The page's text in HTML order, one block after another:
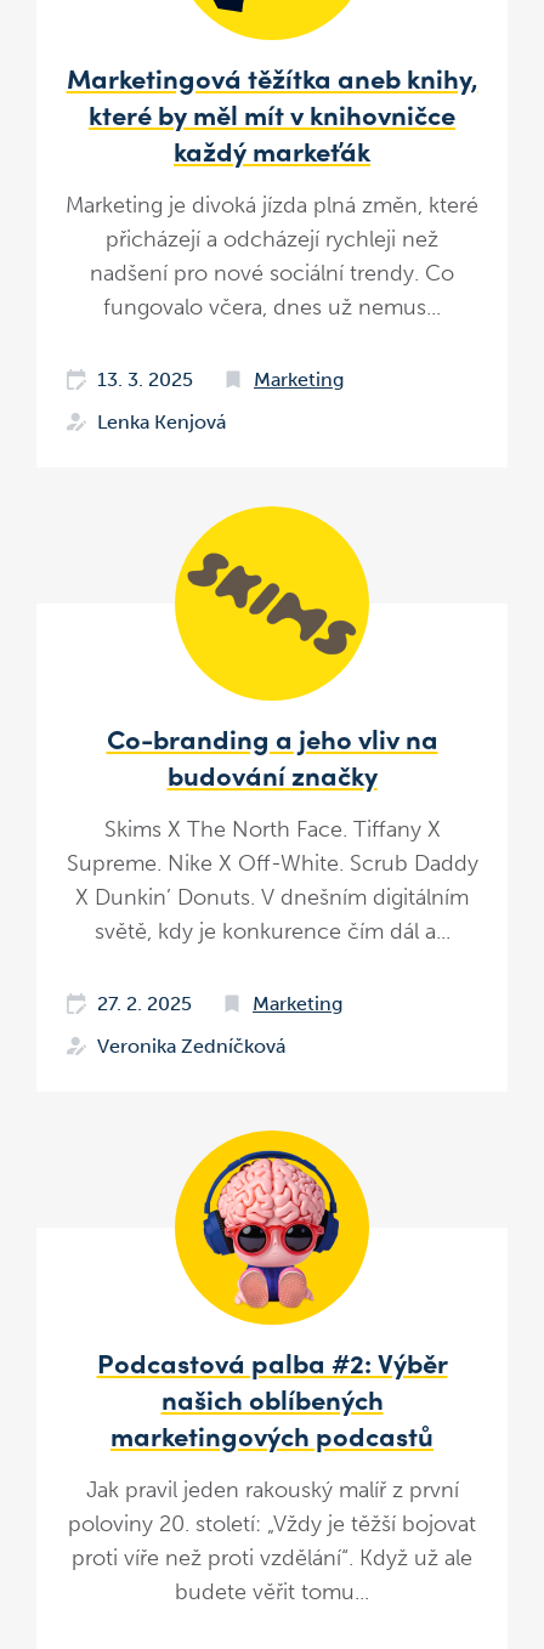
Marketingová těžítka aneb knihy,
které by měl mít v knihovničce
každý markeťák
Marketing je divoká jízda plná změn, které
přicházejí a odcházejí rychleji než
nadšení pro nové sociální trendy. Co
fungovalo včera, dnes už nemus...
13. 3. 2025
Marketing
Lenka Kenjová
Co-branding a jeho vliv na
budování značky
Skims X The North Face. Tiffany X
Supreme. Nike X Off-White. Scrub Daddy
X Dunkin’ Donuts. V dnešním digitálním
světě, kdy je konkurence čím dál a...
27. 2. 2025
Marketing
Veronika Zedníčková
Podcastová palba #2: Výběr
našich oblíbených
marketingových podcastů
Jak pravil jeden rakouský malíř z první
poloviny 20. století: „Vždy je těžší bojovat
proti víře než proti vzdělání“. Když už ale
budete věřit tomu...